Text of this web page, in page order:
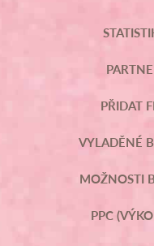
PŘIDAT
VYLADĚNÉ
MOŽNOSTI
PPC